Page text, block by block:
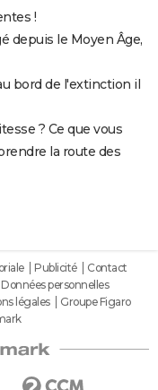
!
depuis le Moyen Âge,
bord de l'extinction il
? Ce que vous
la route des
Publicité
Contact
Données personnelles
légales
Groupe Figaro